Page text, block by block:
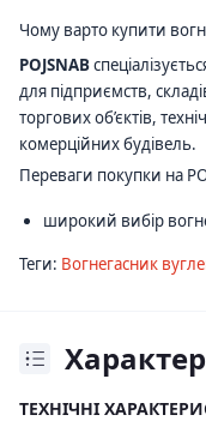
Чому варто купити
POJSNAB
для підприємств,
торгових об’єктів,
комерційних будівель.
Переваги покупки на
широкий вибір
Теги: Вогнегасник
ТЕХНІЧНІ